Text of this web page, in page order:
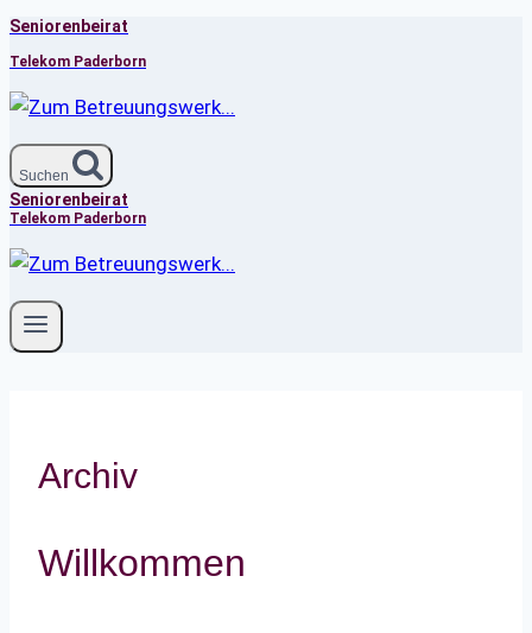
Zum
Inhalt
springen
Seniorenbeirat
Telekom Paderborn
Suchen
Seniorenbeirat
Telekom Paderborn
Archiv
Willkommen